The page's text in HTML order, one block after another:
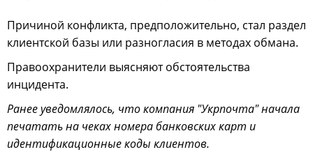
Причиной конфликта, предположительно, стал раздел
клиентской базы или разногласия в методах обмана.
Правоохранители выясняют обстоятельства
инцидента.
Ранее уведомлялось, что компания "Укрпочта" начала
печатать на чеках номера банковских карт и
идентификационные коды клиентов.